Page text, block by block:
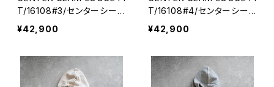
T/16108#3/センターシーム
ルーズフィット
¥42,900
T/16108#4/センターシー
ムルーズフィット
¥42,900